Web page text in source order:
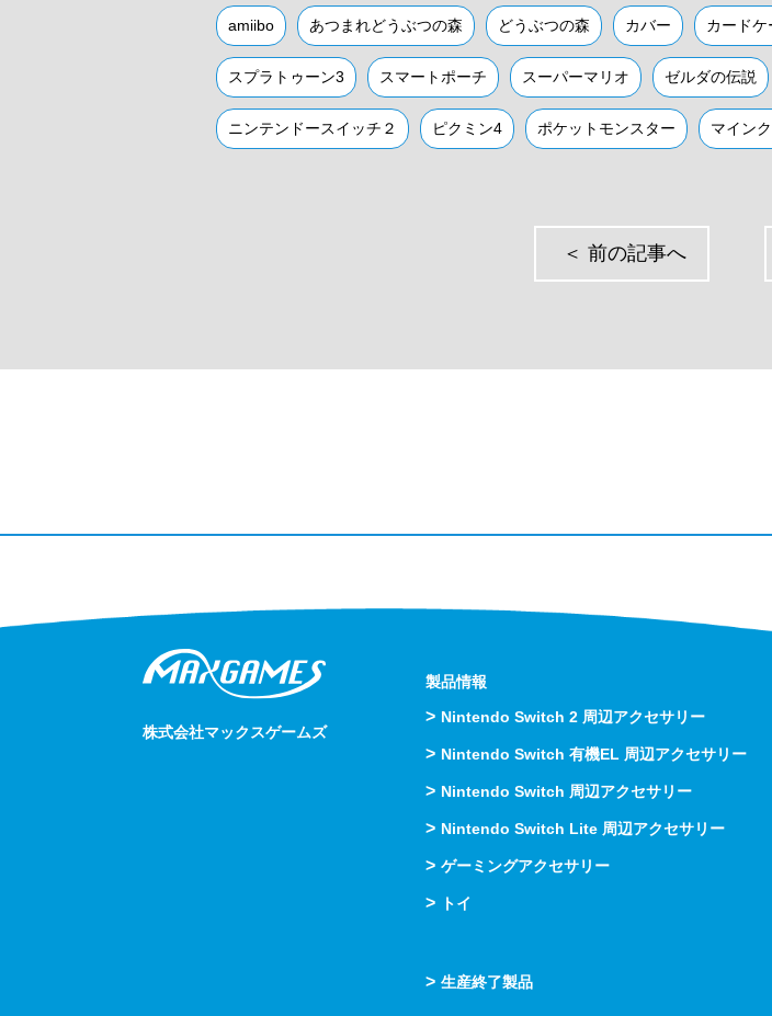
amiibo あつまれどうぶつの森 どうぶつの森 カバー カードケ
スプラトゥーン3 スマートポーチ スーパーマリオ ゼルダの伝説
ニンテンドースイッチ２ ピクミン4 ポケットモンスター マイン
＜ 前の記事へ
株式会社マックスゲームズ
製品情報
> Nintendo Switch 2 周辺アクセサリー
> Nintendo Switch 有機EL 周辺アクセサリー
> Nintendo Switch 周辺アクセサリー
> Nintendo Switch Lite 周辺アクセサリー
> ゲーミングアクセサリー
> トイ
> 生産終了製品